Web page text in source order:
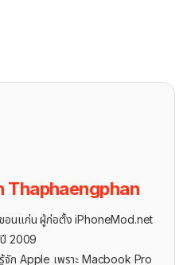
Thaphaengphan
ขอนแก่น ผู้ก่อตั้ง iPhoneMod.net
2009
ก ​Apple เพราะ Macbook Pro